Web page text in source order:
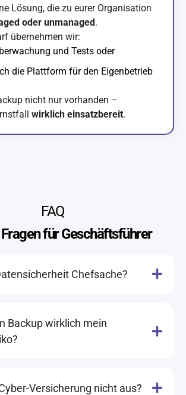
Lösung, die zu eurer Organisation
oder unmanaged.
übernehmen wir:
und Tests oder
die Plattform für den Eigenbetrieb
nicht nur vorhanden –
wirklich einsatzbereit.
FAQ
für Geschäftsführer
Chefsache?
Backup wirklich mein
Versicherung nicht aus?